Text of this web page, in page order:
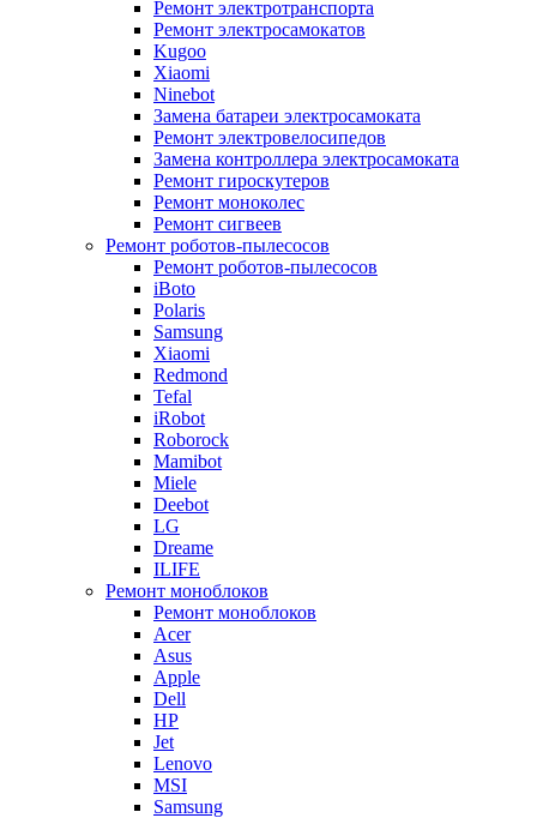
Ремонт электротранспорта
Ремонт электросамокатов
Kugoo
Xiaomi
Ninebot
Замена батареи электросамоката
Ремонт электровелосипедов
Замена контроллера электросамоката
Ремонт гироскутеров
Ремонт моноколес
Ремонт сигвеев
Ремонт роботов-пылесосов
Ремонт роботов-пылесосов
iBoto
Polaris
Samsung
Xiaomi
Redmond
Tefal
iRobot
Roborock
Mamibot
Miele
Deebot
LG
Dreame
ILIFE
Ремонт моноблоков
Ремонт моноблоков
Acer
Asus
Apple
Dell
HP
Jet
Lenovo
MSI
Samsung